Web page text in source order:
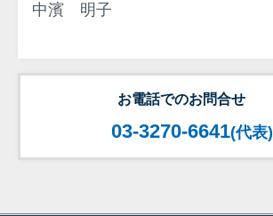
中濱 明子
お電話でのお問合せ
03-3270-6641(代表)